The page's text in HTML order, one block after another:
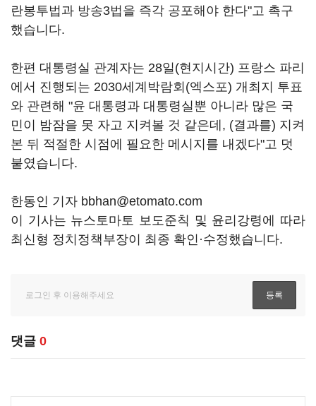
란봉투법과 방송3법을 즉각 공포해야 한다"고 촉구
했습니다.
한편 대통령실 관계자는 28일(현지시간) 프랑스 파리
에서 진행되는 2030세계박람회(엑스포) 개최지 투표
와 관련해 "윤 대통령과 대통령실뿐 아니라 많은 국
민이 밤잠을 못 자고 지켜볼 것 같은데, (결과를) 지켜
본 뒤 적절한 시점에 필요한 메시지를 내겠다"고 덧
붙였습니다.
한동인 기자 bbhan@etomato.com
이 기사는 뉴스토마토 보도준칙 및 윤리강령에 따라
최신형 정치정책부장이 최종 확인·수정했습니다.
댓글 0